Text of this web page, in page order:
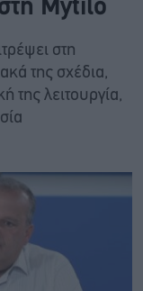
Mytilo
στη
της σχέδια,
της λειτουργία,